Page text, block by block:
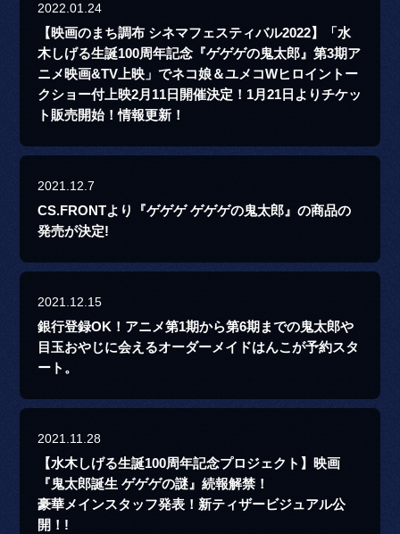
2022.01.24
【映画のまち調布 シネマフェスティバル2022】「水
木しげる生誕100周年記念『ゲゲゲの鬼太郎』第3期ア
ニメ映画&TV上映」でネコ娘＆ユメコWヒロイントー
クショー付上映2月11日開催決定！1月21日よりチケッ
ト販売開始！情報更新！
2021.12.7
CS.FRONTより『ゲゲゲ ゲゲゲの鬼太郎』の商品の
発売が決定!
2021.12.15
銀行登録OK！アニメ第1期から第6期までの鬼太郎や
目玉おやじに会えるオーダーメイドはんこが予約スタ
ート。
2021.11.28
【水木しげる生誕100周年記念プロジェクト】映画
『鬼太郎誕生 ゲゲゲの謎』続報解禁！
豪華メインスタッフ発表！新ティザービジュアル公
開！!